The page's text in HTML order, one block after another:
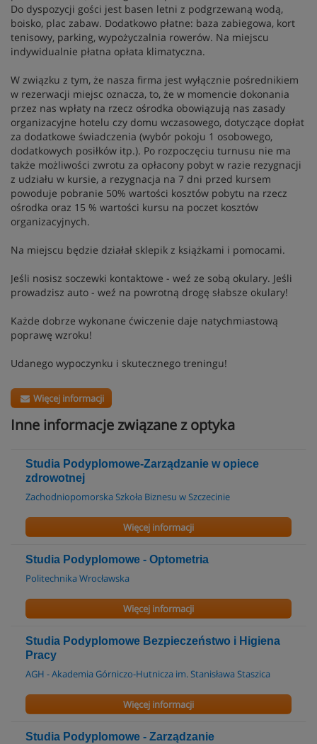
Do dyspozycji gości jest basen letni z podgrzewaną wodą,
boisko, plac zabaw. Dodatkowo płatne: baza zabiegowa, kort
tenisowy, parking, wypożyczalnia rowerów. Na miejscu
indywidualnie płatna opłata klimatyczna.
W związku z tym, że nasza firma jest wyłącznie pośrednikiem
w rezerwacji miejsc oznacza, to, że w momencie dokonania
przez nas wpłaty na rzecz ośrodka obowiązują nas zasady
organizacyjne hotelu czy domu wczasowego, dotyczące dopłat
za dodatkowe świadczenia (wybór pokoju 1 osobowego,
dodatkowych posiłków itp.). Po rozpoczęciu turnusu nie ma
także możliwości zwrotu za opłacony pobyt w razie rezygnacji
z udziału w kursie, a rezygnacja na 7 dni przed kursem
powoduje pobranie 50% wartości kosztów pobytu na rzecz
ośrodka oraz 15 % wartości kursu na poczet kosztów
organizacyjnych.
Na miejscu będzie działał sklepik z książkami i pomocami.
Jeśli nosisz soczewki kontaktowe - weź ze sobą okulary. Jeśli
prowadzisz auto - weź na powrotną drogę słabsze okulary!
Każde dobrze wykonane ćwiczenie daje natychmiastową
poprawę wzroku!
Udanego wypoczynku i skutecznego treningu!
Więcej informacji
Inne informacje związane z optyka
Studia Podyplomowe-Zarządzanie w opiece
zdrowotnej
Zachodniopomorska Szkoła Biznesu w Szczecinie
Więcej informacji
Studia Podyplomowe - Optometria
Politechnika Wrocławska
Więcej informacji
Studia Podyplomowe Bezpieczeństwo i Higiena
Pracy
AGH - Akademia Górniczo-Hutnicza im. Stanisława Staszica
Więcej informacji
Studia Podyplomowe - Zarządzanie